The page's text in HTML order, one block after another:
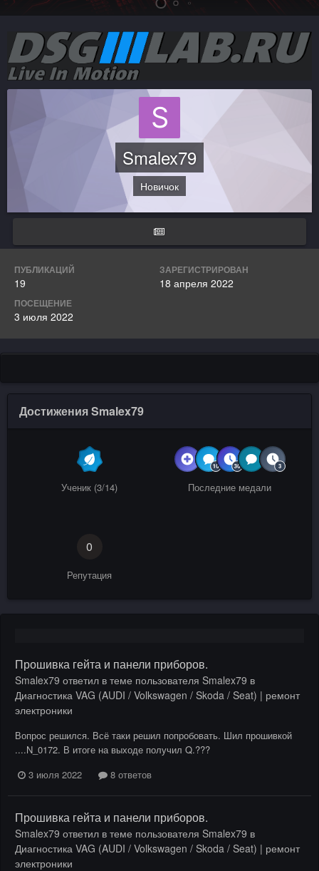
Smalex79
Новичок
ПУБЛИКАЦИЙ
19
ЗАРЕГИСТРИРОВАН
18 апреля 2022
ПОСЕЩЕНИЕ
3 июля 2022
Достижения Smalex79
Ученик (3/14) Последние медали
0
Репутация
Прошивка гейта и панели приборов.
Smalex79 ответил в теме пользователя Smalex79 в
Диагностика VAG (AUDI / Volkswagen / Skoda / Seat) | ремонт
электроники
Вопрос решился. Всё таки решил попробовать. Шил прошивкой
....N_0172. В итоге на выходе получил Q.???
3 июля 2022
8 ответов
Прошивка гейта и панели приборов.
Smalex79 ответил в теме пользователя Smalex79 в
Диагностика VAG (AUDI / Volkswagen / Skoda / Seat) | ремонт
электроники